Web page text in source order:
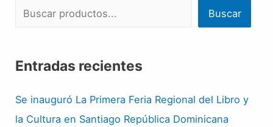
Buscar
Entradas recientes
Se inauguró La Primera Feria Regional del Libro y
la Cultura en Santiago República Dominicana